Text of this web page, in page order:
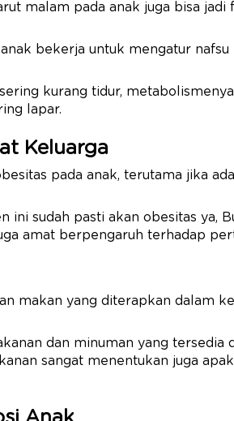
malam pada anak juga bisa
bekerja untuk mengatur nafsu
kurang tidur,
lapar.
Keluarga
pada anak, terutama jika
ini sudah pasti akan obesitas ya,
amat berpengaruh terhadap
makan yang diterapkan dalam
dan minuman yang tersedia
sangat menentukan juga